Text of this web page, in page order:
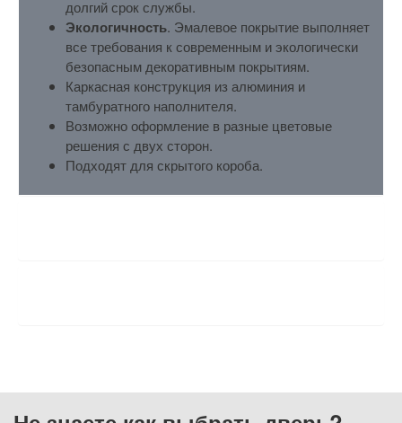
долгий срок службы.
Экологичность. Эмалевое покрытие выполняет
все требования к современным и экологически
безопасным декоративным покрытиям.
Каркасная конструкция из алюминия и
тамбуратного наполнителя.
Возможно оформление в разные цветовые
решения с двух сторон.
Подходят для скрытого короба.